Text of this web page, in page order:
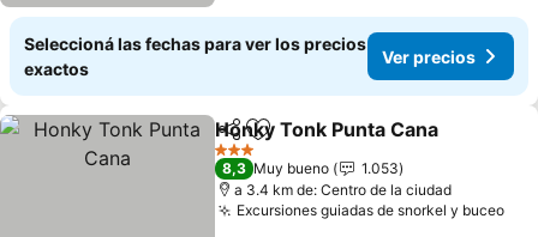
Seleccioná las fechas para ver los precios
exactos
Ver precios
CompartirAñadir a favoritos
Honky Tonk Punta Cana
3 Estrellas
8,3 Muy bueno
1.053
a 3.4 km de: Centro de la ciudad
Excursiones guiadas de snorkel y buceo